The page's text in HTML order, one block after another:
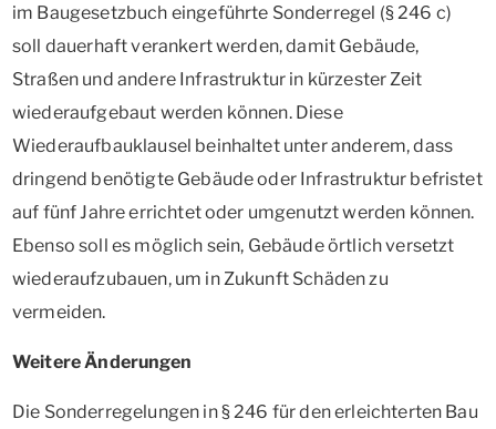
im Baugesetzbuch eingeführte Sonderregel (§ 246 c)
soll dauerhaft verankert werden, damit Gebäude,
Straßen und andere Infrastruktur in kürzester Zeit
wiederaufgebaut werden können. Diese
Wiederaufbauklausel beinhaltet unter anderem, dass
dringend benötigte Gebäude oder Infrastruktur befristet
auf fünf Jahre errichtet oder umgenutzt werden können.
Ebenso soll es möglich sein, Gebäude örtlich versetzt
wiederaufzubauen, um in Zukunft Schäden zu
vermeiden.
Weitere Änderungen
Die Sonderregelungen in § 246 für den erleichterten Bau